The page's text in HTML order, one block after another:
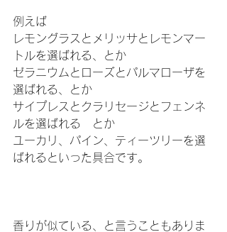
例えば
レモングラスとメリッサとレモンマー
トルを選ばれる、とか
ゼラニウムとローズとパルマローザを
選ばれる、とか
サイプレスとクラリセージとフェンネ
ルを選ばれる　とか
ユーカリ、パイン、ティーツリーを選
ばれるといった具合です。
香りが似ている、と言うこともありま